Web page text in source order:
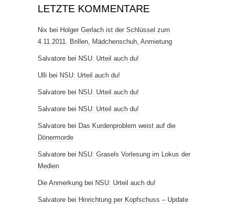
LETZTE KOMMENTARE
Nix bei Holger Gerlach ist der Schlüssel zum
4.11.2011. Brillen, Mädchenschuh, Anmietung
Salvatore bei NSU: Urteil auch du!
Ulli bei NSU: Urteil auch du!
Salvatore bei NSU: Urteil auch du!
Salvatore bei NSU: Urteil auch du!
Salvatore bei Das Kurdenproblem weist auf die
Dönermorde
Salvatore bei NSU: Grasels Vorlesung im Lokus der
Medien
Die Anmerkung bei NSU: Urteil auch du!
Salvatore bei Hinrichtung per Kopfschuss – Update